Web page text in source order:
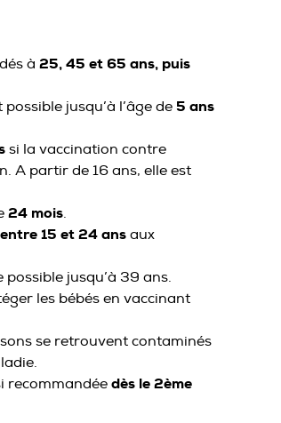
à 25, 45 et 65 ans, puis
jusqu’à l’âge de5 ans
si la vaccination contre
A partir de 16 ans, elle est
24 mois.
entre 15 et 24 ans aux
jusqu’à 39 ans.
les bébés en vaccinant
se retrouvent contaminés
recommandée dès le 2ème